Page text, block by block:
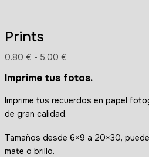
Prints
0.80 € - 5.00 €
Imprime tus fotos.
Imprime tus recuerdos en papel
de gran calidad.
Tamaños desde 6×9 a 20×30,
mate o brillo.